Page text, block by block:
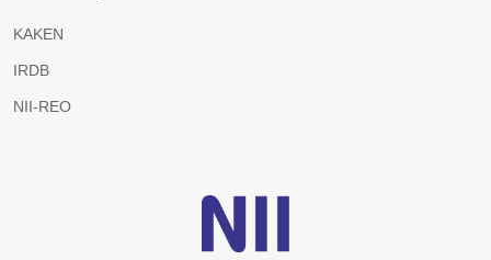
KAKEN
IRDB
NII-REO